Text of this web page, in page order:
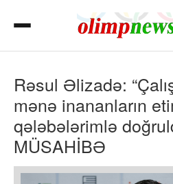
Rəsul Əlizadə:
mənə inananların
qələbələrimlə
MÜSAHİBƏ